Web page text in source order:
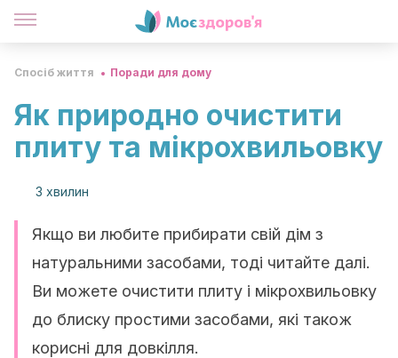
Спосіб життя Поради для дому
Як природно очистити
плиту та мікрохвильовку
3 хвилин
Якщо ви любите прибирати свій дім з
натуральними засобами, тоді читайте далі.
Ви можете очистити плиту і мікрохвильовку
до блиску простими засобами, які також
корисні для довкілля.